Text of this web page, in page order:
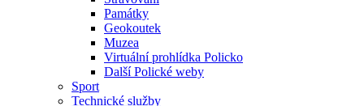
Památky
Geokoutek
Muzea
Virtuální prohlídka Policko
Další Polické weby
Sport
Technické služby